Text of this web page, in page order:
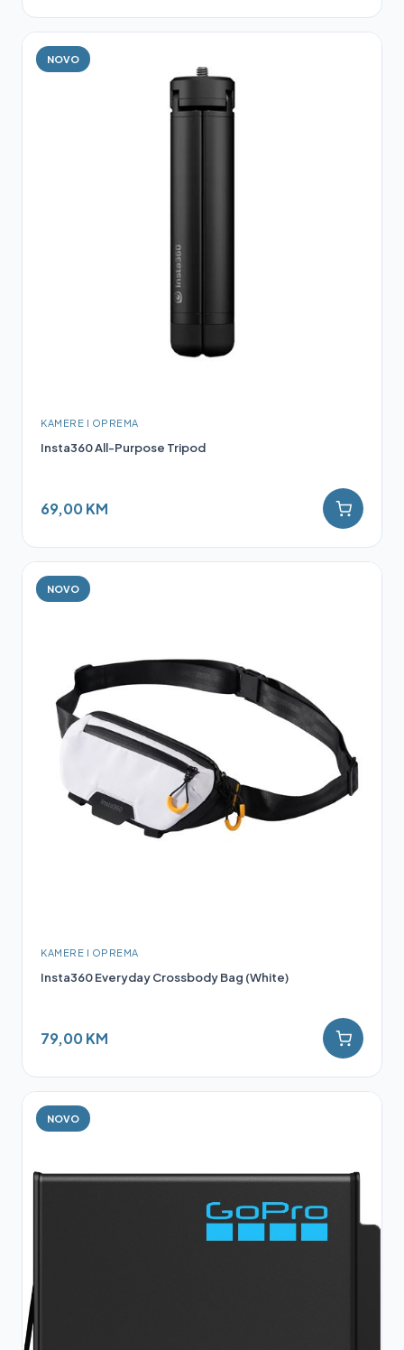
NOVO
KAMERE I OPREMA
Insta360 All-Purpose Tripod
69,00 KM
NOVO
KAMERE I OPREMA
Insta360 Everyday Crossbody Bag (White)
79,00 KM
NOVO